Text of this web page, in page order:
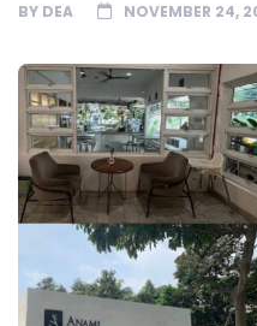
BY DEA NOVEMBER 24,